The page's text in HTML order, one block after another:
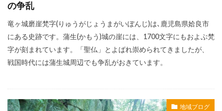
の争乱
竜ヶ城磨崖梵字(りゅうがじょうまがいぼんじ)は､鹿児島県姶良市
にある史跡です。蒲生(かもう)城の崖には、1700文字にもおよぶ梵
字が刻まれています。「聖仏」とよばれ崇められてきましたが、
戦国時代には蒲生城周辺でも争乱がおきています。
地域ブログ